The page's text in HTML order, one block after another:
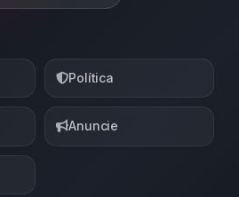
Política
Anuncie